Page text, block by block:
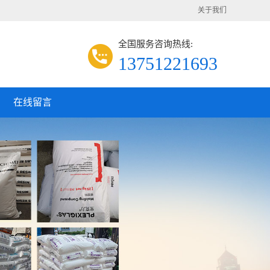
关于我们
全国服务咨询热线:
13751221693
在线留言